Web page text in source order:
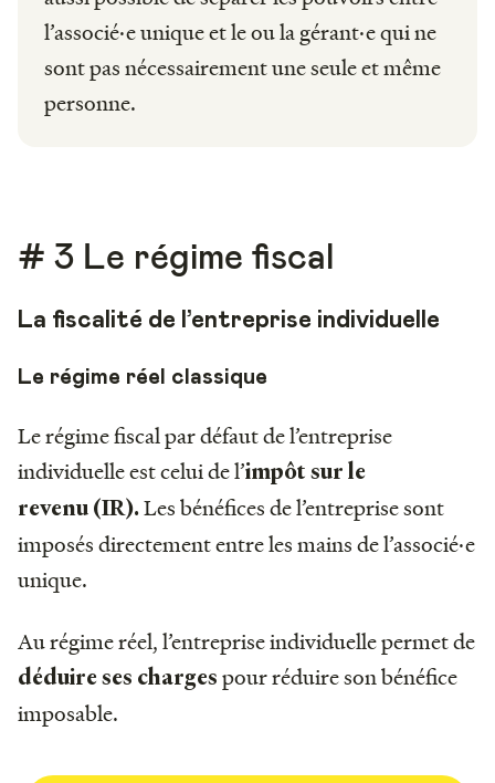
l’associé·e unique et le ou la gérant·e qui ne
sont pas nécessairement une seule et même
personne.
# 3 Le régime fiscal
La fiscalité de l’entreprise individuelle
Le régime réel classique
Le régime fiscal par défaut de l’entreprise
individuelle est celui de l’impôt sur le
revenu (IR).Les bénéfices de l’entreprise sont
imposés directement entre les mains de l’associé·e
unique.
Au régime réel, l’entreprise individuelle permet de
déduire ses charges pour réduire son bénéfice
imposable.